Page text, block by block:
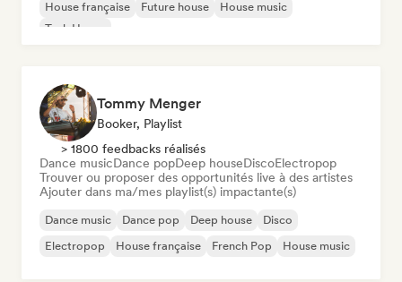
House française
Future house
House music
Tech House
Tommy Menger
Booker, Playlist
> 1800 feedbacks réalisés
Dance musicDance popDeep houseDiscoElectropop
Trouver ou proposer des opportunités live à des artistes
Ajouter dans ma/mes playlist(s) impactante(s)
Dance music Dance pop Deep house
Disco
Electropop
House française French Pop House music